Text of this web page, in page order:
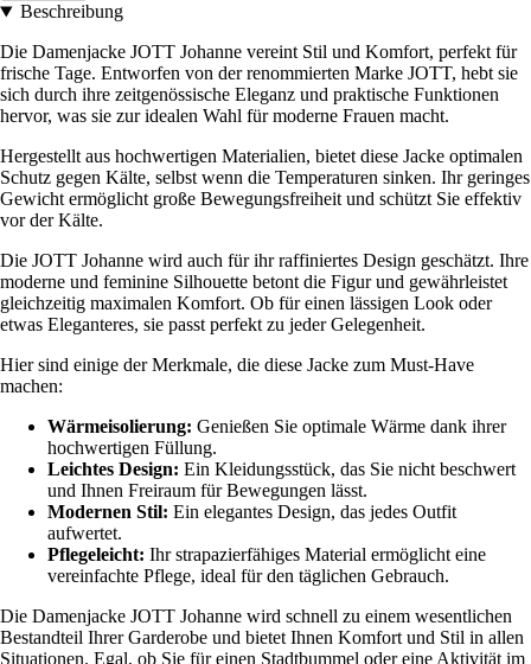
Beschreibung
Die Damenjacke JOTT Johanne vereint Stil und Komfort, perfekt für
frische Tage. Entworfen von der renommierten Marke JOTT, hebt sie
sich durch ihre zeitgenössische Eleganz und praktische Funktionen
hervor, was sie zur idealen Wahl für moderne Frauen macht.
Hergestellt aus hochwertigen Materialien, bietet diese Jacke optimalen
Schutz gegen Kälte, selbst wenn die Temperaturen sinken. Ihr geringes
Gewicht ermöglicht große Bewegungsfreiheit und schützt Sie effektiv
vor der Kälte.
Die JOTT Johanne wird auch für ihr raffiniertes Design geschätzt. Ihre
moderne und feminine Silhouette betont die Figur und gewährleistet
gleichzeitig maximalen Komfort. Ob für einen lässigen Look oder
etwas Eleganteres, sie passt perfekt zu jeder Gelegenheit.
Hier sind einige der Merkmale, die diese Jacke zum Must-Have
machen:
Wärmeisolierung: Genießen Sie optimale Wärme dank ihrer
hochwertigen Füllung.
Leichtes Design: Ein Kleidungsstück, das Sie nicht beschwert
und Ihnen Freiraum für Bewegungen lässt.
Modernen Stil: Ein elegantes Design, das jedes Outfit
aufwertet.
Pflegeleicht: Ihr strapazierfähiges Material ermöglicht eine
vereinfachte Pflege, ideal für den täglichen Gebrauch.
Die Damenjacke JOTT Johanne wird schnell zu einem wesentlichen
Bestandteil Ihrer Garderobe und bietet Ihnen Komfort und Stil in allen
Situationen. Egal, ob Sie für einen Stadtbummel oder eine Aktivität im